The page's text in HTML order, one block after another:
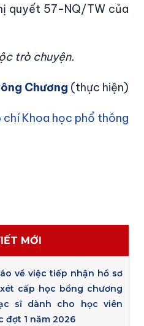
quyết 57-NQ/TW của
trò chuyện.
Chương (thực hiện)
chí Khoa học phổ thông
MỚI
về việc tiếp nhận hồ sơ
cấp học bổng chương
sĩ dành cho học viên
đợt 1 năm 2026